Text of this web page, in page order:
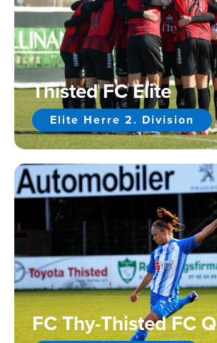
Thisted FC Elite
Elite Herre 2. Division
FC Thy-Thisted FC Q